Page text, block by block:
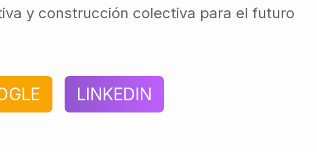
y construcción colectiva para el futuro
LINKEDIN